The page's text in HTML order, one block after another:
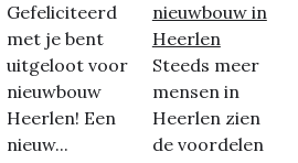
Gefeliciteerd
met je bent
uitgeloot voor
nieuwbouw
Heerlen! Een
nieuw...
nieuwbouw in
Heerlen
Steeds meer
mensen in
Heerlen zien
de voordelen